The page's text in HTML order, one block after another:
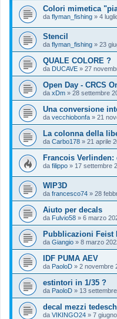
Colori mimetica
da flyman_fishing » 4
Stencil
da flyman_fishing » 23
QUALE COLORE ?
da DUCAVE » 27
Open Day - CRCS
da xDm » 28 settembre
Una conversione
da vecchiobonfa » 21
La colonna della
da Carbo178 » 21 aprile
Francois
da filippo » 17 settembre
WIP3D
da francesco74 » 28
Aiuto per decals
da Fulvio58 » 6 marzo
Pubblicazioni Feist
da Giangio » 8 marzo
IDF PUMA AEV
da PaoloD » 2 novembre
estintori in 1/35 ?
da PaoloD » 13
decal mezzi
da VIKINGO24 » 7